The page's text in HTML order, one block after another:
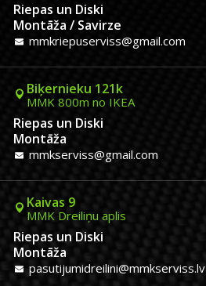
Riepas un Diski
Montāža / Savirze
mmkriepuserviss@gmail.com
Biķernieku 121k
MMK 800m no IKEA
Riepas un Diski
Montāža
mmkserviss@gmail.com
Kaivas 9
MMK Dreiliņu aplis
Riepas un Diski
Montāža
pasutijumidreilini@mmkserviss.lv